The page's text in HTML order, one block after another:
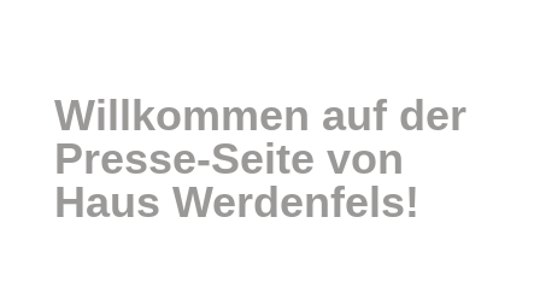
Willkommen auf der
Presse-Seite von
Haus Werdenfels!